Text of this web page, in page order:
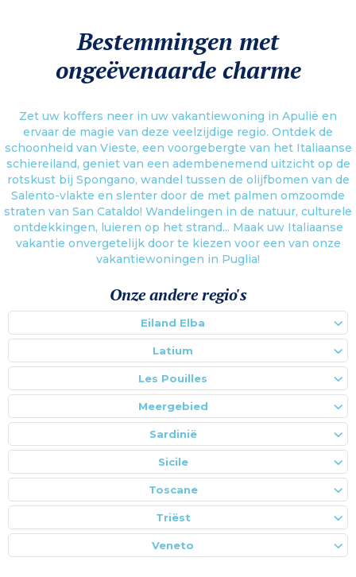
Bestemmingen met
ongeëvenaarde charme
Zet uw koffers neer in uw vakantiewoning in Apulië en
ervaar de magie van deze veelzijdige regio. Ontdek de
schoonheid van Vieste, een voorgebergte van het Italiaanse
schiereiland, geniet van een adembenemend uitzicht op de
rotskust bij Spongano, wandel tussen de olijfbomen van de
Salento-vlakte en slenter door de met palmen omzoomde
straten van San Cataldo! Wandelingen in de natuur, culturele
ontdekkingen, luieren op het strand... Maak uw Italiaanse
vakantie onvergetelijk door te kiezen voor een van onze
vakantiewoningen in Puglia!
Onze andere regio's
Eiland Elba
Latium
Les Pouilles
Meergebied
Sardinië
Sicile
Toscane
Triëst
Veneto